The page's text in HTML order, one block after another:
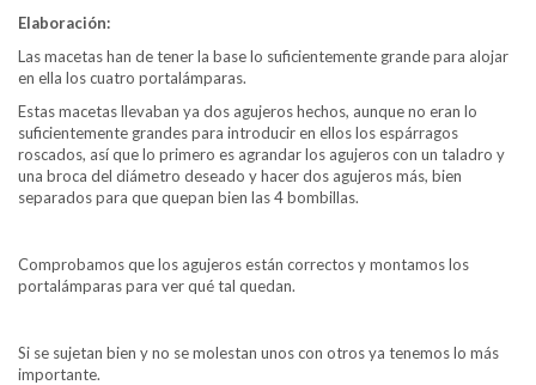
Elaboración:
Las macetas han de tener la base lo suficientemente grande para alojar
en ella los cuatro portalámparas.
Estas macetas llevaban ya dos agujeros hechos, aunque no eran lo
suficientemente grandes para introducir en ellos los espárragos
roscados, así que lo primero es agrandar los agujeros con un taladro y
una broca del diámetro deseado y hacer dos agujeros más, bien
separados para que quepan bien las 4 bombillas.
Comprobamos que los agujeros están correctos y montamos los
portalámparas para ver qué tal quedan.
Si se sujetan bien y no se molestan unos con otros ya tenemos lo más
importante.